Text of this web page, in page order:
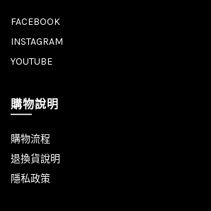
FACEBOOK
INSTAGRAM
YOUTUBE
購物說明
購物流程
退換貨說明
隱私政策